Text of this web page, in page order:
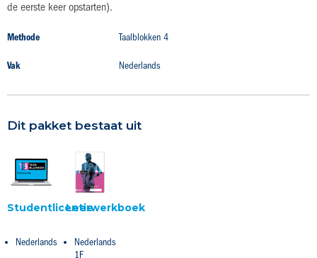
de eerste keer opstarten).
Methode Taalblokken 4
Vak Nederlands
Dit pakket bestaat uit
Studentlicentie
Nederlands
Leerwerkboek
Nederlands
1F